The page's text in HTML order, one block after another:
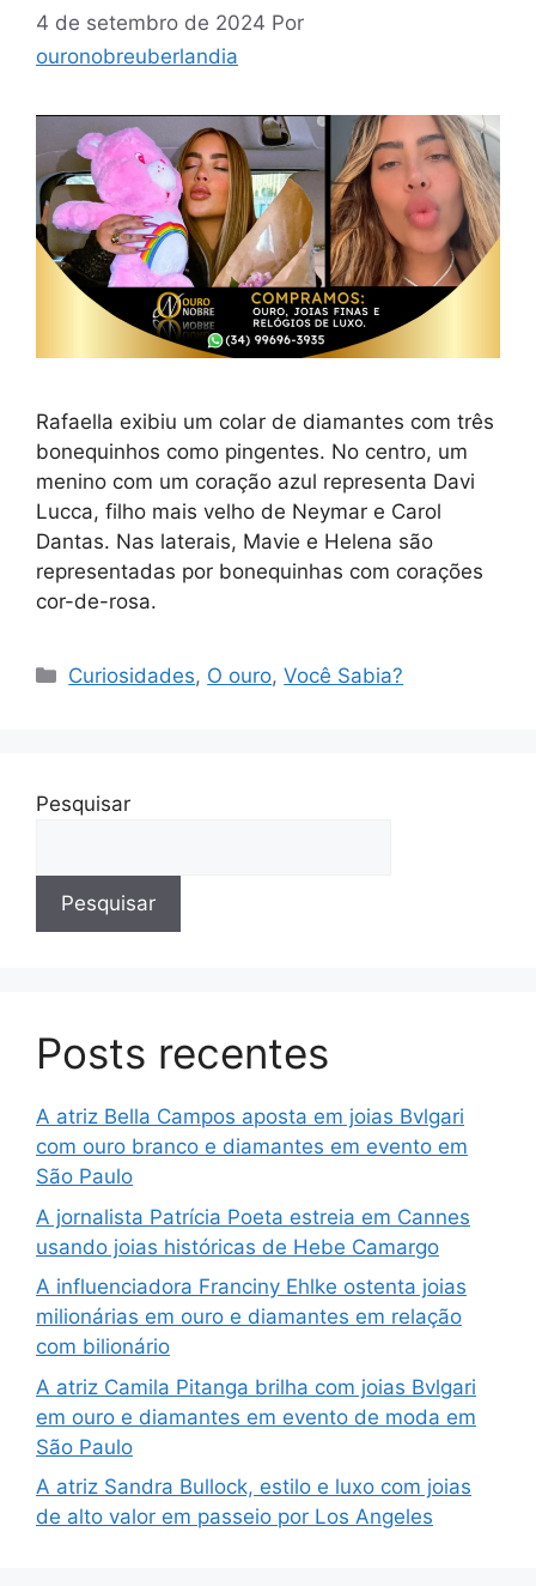
4 de setembro de 2024 Por
ouronobreuberlandia
Rafaella exibiu um colar de diamantes com três
bonequinhos como pingentes. No centro, um
menino com um coração azul representa Davi
Lucca, filho mais velho de Neymar e Carol
Dantas. Nas laterais, Mavie e Helena são
representadas por bonequinhas com corações
cor-de-rosa.
Categorias
Curiosidades, O ouro,Você Sabia?
Pesquisar
Pesquisar
Posts recentes
A atriz Bella Campos aposta em joias Bvlgari
com ouro branco e diamantes em evento em
São Paulo
A jornalista Patrícia Poeta estreia em Cannes
usando joias históricas de Hebe Camargo
A influenciadora Franciny Ehlke ostenta joias
milionárias em ouro e diamantes em relação
com bilionário
A atriz Camila Pitanga brilha com joias Bvlgari
em ouro e diamantes em evento de moda em
São Paulo
A atriz Sandra Bullock, estilo e luxo com joias
de alto valor em passeio por Los Angeles